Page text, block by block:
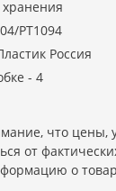
PT1094
Россия
- 4
что цены,
от
о